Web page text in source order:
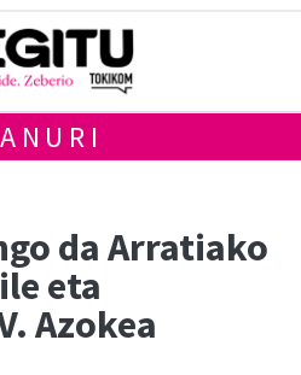
da Arratiako
eta
Azokea